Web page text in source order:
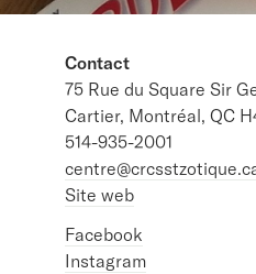
Contact
75 Rue du Square Sir
Cartier, Montréal, QC
514-935-2001
Site web
Facebook
Instagram